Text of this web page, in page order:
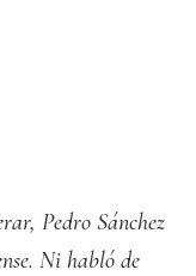
Pedro Sánchez
Ni habló de